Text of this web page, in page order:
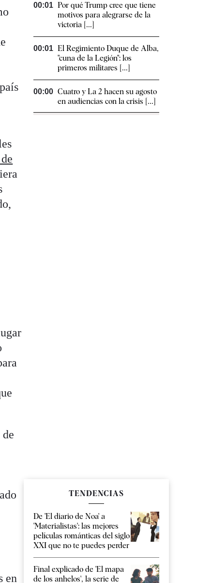
en
00:01 Por qué Trump cree que tiene
motivos para alegrarse de la
victoria [...]
00:01 El Regimiento Duque de Alba,
"cuna de la Legión": los
primeros militares [...]
00:00 Cuatro y La 2 hacen su agosto
en audiencias con la crisis [...]
TENDENCIAS
De 'El diario de Noa' a
'Materialistas': las mejores
películas románticas del siglo
XXI que no te puedes perder
Final explicado de 'El mapa
de los anhelos', la serie de